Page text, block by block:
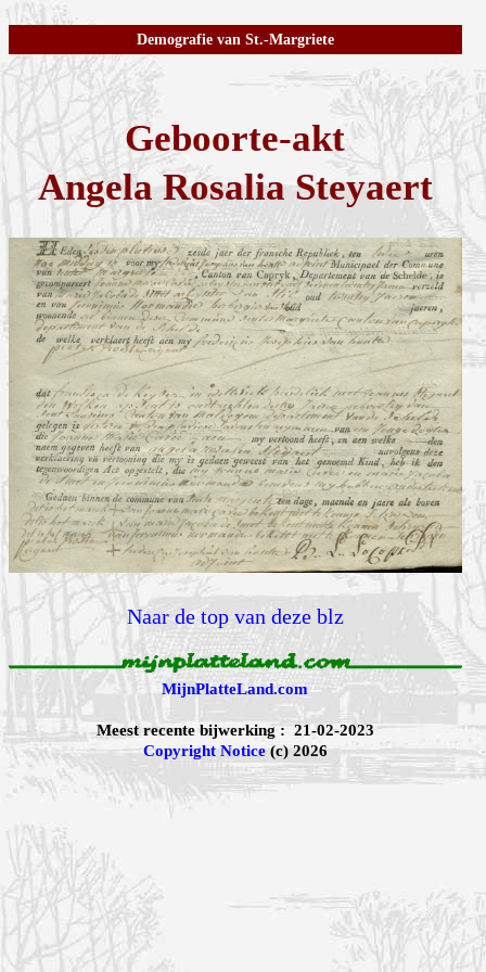
Demografie van St.-Margriete
Geboorte-akt
Angela Rosalia Steyaert
Naar de top van deze blz
MijnPlatteLand.com
Meest recente bijwerking : 21-02-2023
Copyright Notice(c) 2026